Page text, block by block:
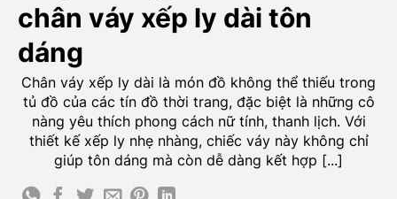
chân váy xếp ly dài tôn
dáng
Chân váy xếp ly dài là món đồ không thể thiếu trong
tủ đồ của các tín đồ thời trang, đặc biệt là những cô
nàng yêu thích phong cách nữ tính, thanh lịch. Với
thiết kế xếp ly nhẹ nhàng, chiếc váy này không chỉ
giúp tôn dáng mà còn dễ dàng kết hợp [...]